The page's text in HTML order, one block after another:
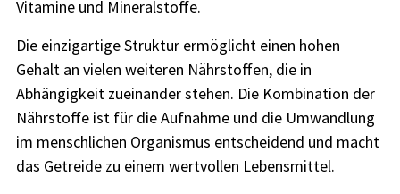
Vitamine und Mineralstoffe.
Die einzigartige Struktur ermöglicht einen hohen
Gehalt an vielen weiteren Nährstoffen, die in
Abhängigkeit zueinander stehen. Die Kombination der
Nährstoffe ist für die Aufnahme und die Umwandlung
im menschlichen Organismus entscheidend und macht
das Getreide zu einem wertvollen Lebensmittel.